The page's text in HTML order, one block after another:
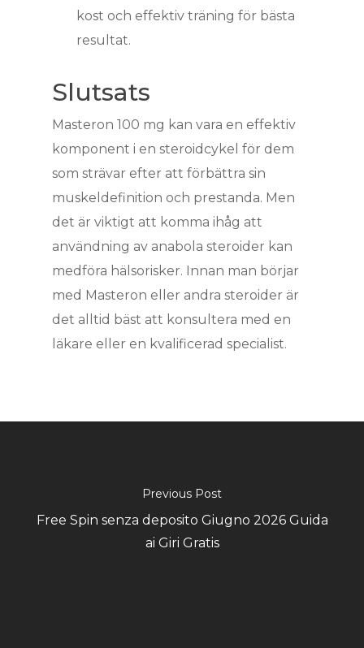
kost och effektiv träning för bästa
resultat.
Slutsats
Masteron 100 mg kan vara en effektiv
komponent i en steroidcykel för dem
som strävar efter att förbättra sin
muskeldefinition och prestanda. Men
det är viktigt att komma ihåg att
användning av anabola steroider kan
medföra hälsorisker. Innan man börjar
med Masteron eller andra steroider är
det alltid bäst att konsultera med en
läkare eller en kvalificerad specialist.
Previous Post
Free Spin senza deposito Giugno 2026 Guida
ai Giri Gratis